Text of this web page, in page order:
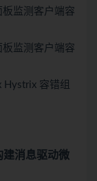
监测客户端容
监测客户端容
Hystrix 容错组
建消息驱动微